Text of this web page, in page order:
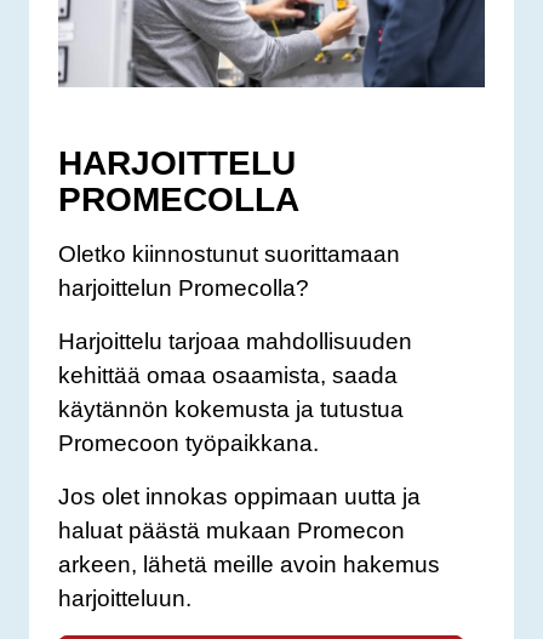
HARJOITTELU
PROMECOLLA
Oletko kiinnostunut suorittamaan
harjoittelun Promecolla?
Harjoittelu tarjoaa mahdollisuuden
kehittää omaa osaamista, saada
käytännön kokemusta ja tutustua
Promecoon työpaikkana.
Jos olet innokas oppimaan uutta ja
haluat päästä mukaan Promecon
arkeen, lähetä meille avoin hakemus
harjoitteluun.